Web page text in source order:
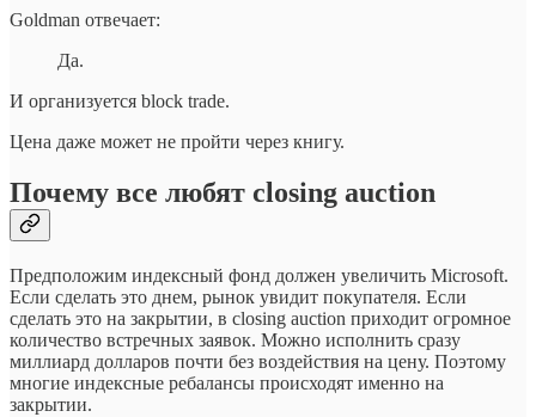
Goldman отвечает:
Да.
И организуется block trade.
Цена даже может не пройти через книгу.
Почему все любят closing auction
Предположим индексный фонд должен увеличить Microsoft.
Если сделать это днем, рынок увидит покупателя. Если
сделать это на закрытии, в closing auction приходит огромное
количество встречных заявок. Можно исполнить сразу
миллиард долларов почти без воздействия на цену. Поэтому
многие индексные ребалансы происходят именно на
закрытии.